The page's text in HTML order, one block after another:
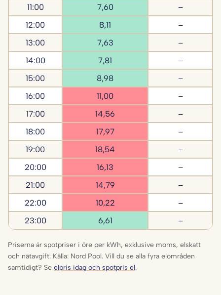
11:00
7,60
–
12:00
8,11
–
13:00
7,63
–
14:00
7,81
–
15:00
8,98
–
16:00
11,00
–
17:00
14,56
–
18:00
17,97
–
19:00
18,54
–
20:00
16,13
–
21:00
14,79
–
22:00
10,22
–
23:00
6,61 –
Priserna är spotpriser i öre per kWh, exklusive moms, elskatt
och nätavgift. Källa: Nord Pool. Vill du se alla fyra elområden
samtidigt? Se elpris idag och spotpris el.